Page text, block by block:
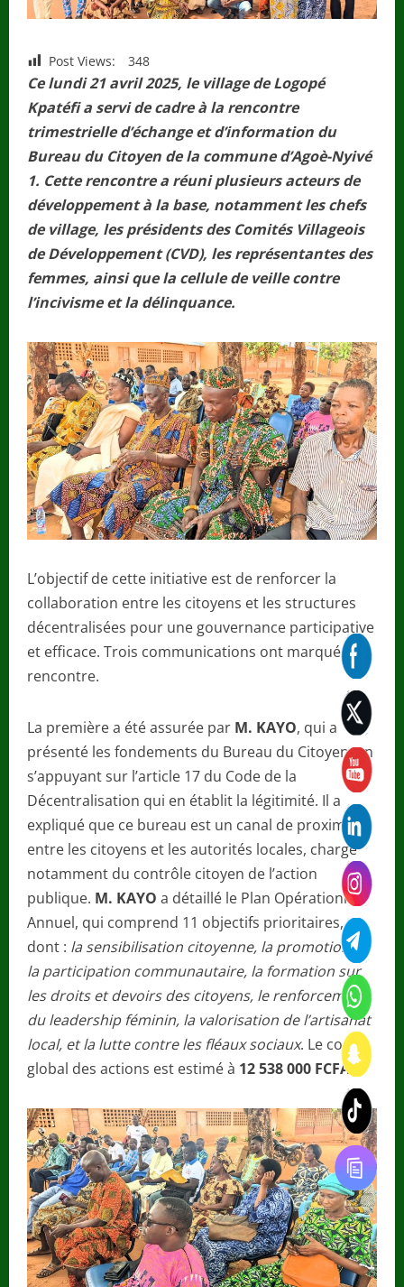
Post Views: 348
Ce lundi 21 avril 2025, le village de Logopé
Kpatéfi a servi de cadre à la rencontre
trimestrielle d’échange et d’information du
Bureau du Citoyen de la commune d’Agoè-Nyivé
1. Cette rencontre a réuni plusieurs acteurs de
développement à la base, notamment les chefs
de village, les présidents des Comités Villageois
de Développement (CVD), les représentantes des
femmes, ainsi que la cellule de veille contre
l’incivisme et la délinquance.
L’objectif de cette initiative est de renforcer la
collaboration entre les citoyens et les structures
décentralisées pour une gouvernance participative
et efficace. Trois communications ont marqué la
rencontre.
La première a été assurée par M. KAYO, qui a
présenté les fondements du Bureau du Citoyen, en
s’appuyant sur l’article 17 du Code de la
Décentralisation qui en établit la légitimité. Il a
expliqué que ce bureau est un canal de proximité
entre les citoyens et les autorités locales, chargé
notamment du contrôle citoyen de l’action
publique. M. KAYO a détaillé le Plan Opérationnel
Annuel, qui comprend 11 objectifs prioritaires,
dont : la sensibilisation citoyenne, la promotion de
la participation communautaire, la formation sur
les droits et devoirs des citoyens, le renforcement
du leadership féminin, la valorisation de l’artisanat
local, et la lutte contre les fléaux sociaux. Le coût
global des actions est estimé à 12 538 000 FCFA.